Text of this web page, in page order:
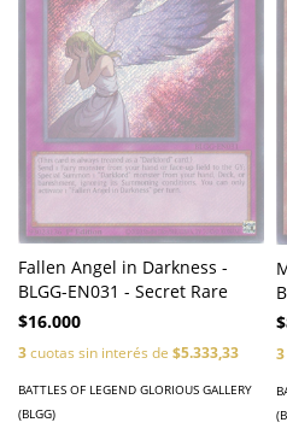
Fallen Angel in Darkness -
BLGG-EN031 - Secret Rare
$16.000
3cuotas sin interés de $5.333,33
BATTLES OF LEGEND GLORIOUS GALLERY
(BLGG)
3